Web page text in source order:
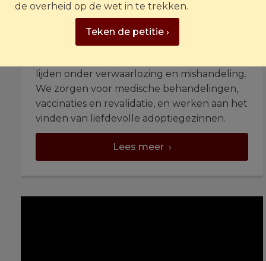
Honden op Curaçao
lijden onder verwaarlozing en mishandeling.
We zorgen voor medische behandelingen,
vaccinaties en revalidatie, en werken aan het
vinden van liefdevolle adoptiegezinnen.
Lees meer ›
de overheid op de wet in te trekken.
Teken de petitie ›